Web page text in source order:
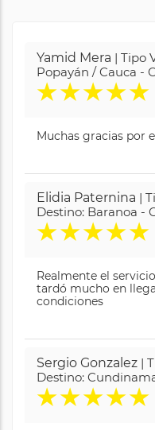
Yamid Mera | Tipo
Popayán / Cauca -
★★★★★
Muchas gracias por
Elidia Paternina |
Destino: Baranoa -
★★★★★
Realmente el
tardó mucho en
condiciones
Sergio Gonzalez |
Destino:
★★★★★